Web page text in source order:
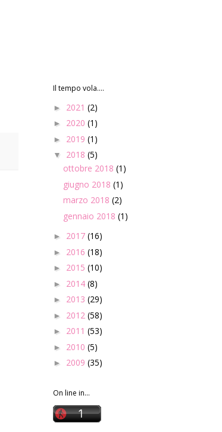
Il tempo vola....
► 2021 (2)
► 2020 (1)
► 2019 (1)
▼ 2018 (5)
ottobre 2018 (1)
giugno 2018 (1)
marzo 2018 (2)
gennaio 2018 (1)
► 2017 (16)
► 2016 (18)
► 2015 (10)
► 2014 (8)
► 2013 (29)
► 2012 (58)
► 2011 (53)
► 2010 (5)
► 2009 (35)
On line in...